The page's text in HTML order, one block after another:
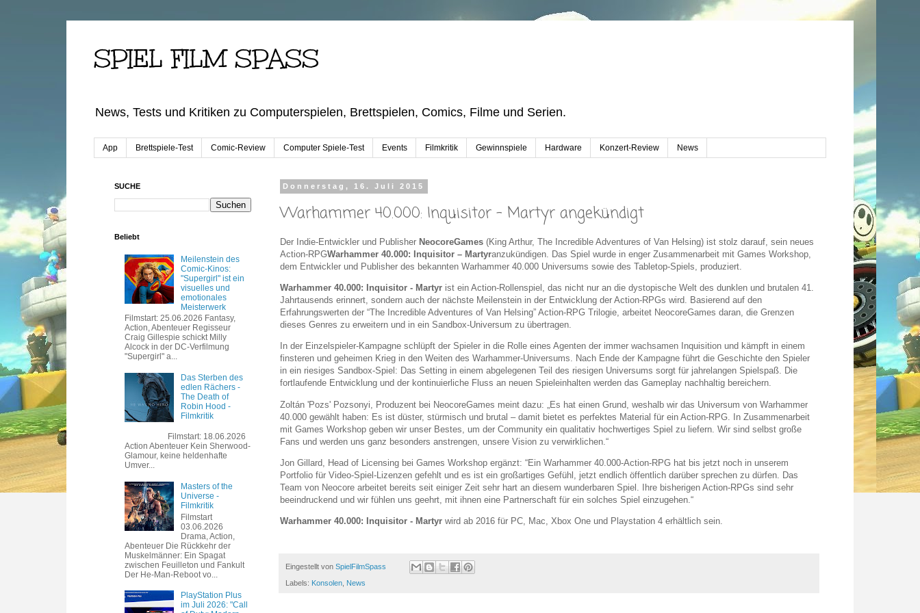
SPIEL FILM SPASS
News, Tests und Kritiken zu Computerspielen, Brettspielen, Comics, Filme und Serien.
App Brettspiele-Test Comic-Review Computer Spiele-Test Events Filmkritik Gewinnspiele Hardware Konzert-Review News
Donnerstag, 16. Juli 2015
Warhammer 40.000: Inquisitor - Martyr angekündigt
Der Indie-Entwickler und Publisher NeocoreGames (King Arthur, The Incredible Adventures of Van Helsing) ist stolz darauf, sein neues
Action-RPGWarhammer 40.000: Inquisitor – Martyranzukündigen. Das Spiel wurde in enger Zusammenarbeit mit Games Workshop,
dem Entwickler und Publisher des bekannten Warhammer 40.000 Universums sowie des Tabletop-Spiels, produziert.
Warhammer 40.000: Inquisitor - Martyr ist ein Action-Rollenspiel, das nicht nur an die dystopische Welt des dunklen und brutalen 41.
Jahrtausends erinnert, sondern auch der nächste Meilenstein in der Entwicklung der Action-RPGs wird. Basierend auf den
Erfahrungswerten der “The Incredible Adventures of Van Helsing” Action-RPG Trilogie, arbeitet NeocoreGames daran, die Grenzen
dieses Genres zu erweitern und in ein Sandbox-Universum zu übertragen.
In der Einzelspieler-Kampagne schlüpft der Spieler in die Rolle eines Agenten der immer wachsamen Inquisition und kämpft in einem
finsteren und geheimen Krieg in den Weiten des Warhammer-Universums. Nach Ende der Kampagne führt die Geschichte den Spieler
in ein riesiges Sandbox-Spiel: Das Setting in einem abgelegenen Teil des riesigen Universums sorgt für jahrelangen Spielspaß. Die
fortlaufende Entwicklung und der kontinuierliche Fluss an neuen Spieleinhalten werden das Gameplay nachhaltig bereichern.
Zoltán 'Pozs' Pozsonyi, Produzent bei NeocoreGames meint dazu: „Es hat einen Grund, weshalb wir das Universum von Warhammer
40.000 gewählt haben: Es ist düster, stürmisch und brutal – damit bietet es perfektes Material für ein Action-RPG. In Zusammenarbeit
mit Games Workshop geben wir unser Bestes, um der Community ein qualitativ hochwertiges Spiel zu liefern. Wir sind selbst große
Fans und werden uns ganz besonders anstrengen, unsere Vision zu verwirklichen.“
Jon Gillard, Head of Licensing bei Games Workshop ergänzt: “Ein Warhammer 40.000-Action-RPG hat bis jetzt noch in unserem
Portfolio für Video-Spiel-Lizenzen gefehlt und es ist ein großartiges Gefühl, jetzt endlich öffentlich darüber sprechen zu dürfen. Das
Team von Neocore arbeitet bereits seit einiger Zeit sehr hart an diesem wunderbaren Spiel. Ihre bisherigen Action-RPGs sind sehr
beeindruckend und wir fühlen uns geehrt, mit ihnen eine Partnerschaft für ein solches Spiel einzugehen.“
Warhammer 40.000: Inquisitor - Martyr wird ab 2016 für PC, Mac, Xbox One und Playstation 4 erhältlich sein.
Eingestellt von SpielFilmSpass
Labels: Konsolen News
SUCHE
Beliebt
Meilenstein des
Comic-Kinos:
"Supergirl" ist ein
visuelles und
emotionales
Meisterwerk
Filmstart: 25.06.2026 Fantasy,
Action, Abenteuer Regisseur
Craig Gillespie schickt Milly
Alcock in der DC-Verfilmung
"Supergirl" a...
Das Sterben des
edlen Rächers -
The Death of
Robin Hood -
Filmkritik
Filmstart: 18.06.2026
Action Abenteuer Kein Sherwood-
Glamour, keine heldenhafte
Umver...
Masters of the
Universe -
Filmkritik
Filmstart
03.06.2026
Drama, Action,
Abenteuer Die Rückkehr der
Muskelmänner: Ein Spagat
zwischen Feuilleton und Fankult
Der He-Man-Reboot vo...
PlayStation Plus
im Juli 2026: "Call